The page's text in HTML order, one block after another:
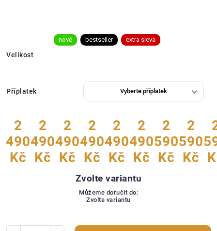
nové bestseller extra sleva
Velikost
Příplatek
2
490
Kč
2
490
Kč
2
490
Kč
2
490
Kč
2
490
Kč
2
490
Kč
2
590
Kč
2
590
Kč
Zvolte variantu
Můžeme doručit do:
Zvolte variantu